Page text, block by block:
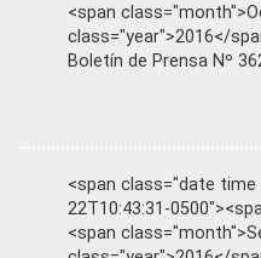
<span
class="year">2016</
Boletín de Prensa Nº
<span class="date
22T10:43:31-
<span